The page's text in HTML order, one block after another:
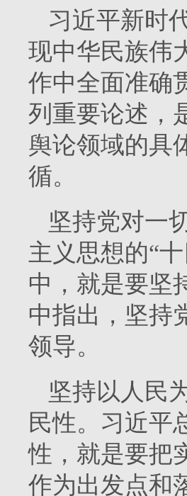
习近平新时
现中华民族伟
作中全面准确
列重要论述，
舆论领域的具
循。
坚持党对一
主义思想的“
中，就是要坚
中指出，坚持
领导。
坚持以人民
民性。习近平
性，就是要把
作为出发点和